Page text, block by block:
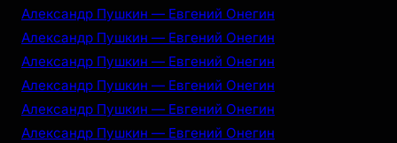
Александр Пушкин — Евгений Онегин
Александр Пушкин — Евгений Онегин
Александр Пушкин — Евгений Онегин
Александр Пушкин — Евгений Онегин
Александр Пушкин — Евгений Онегин
Александр Пушкин — Евгений Онегин